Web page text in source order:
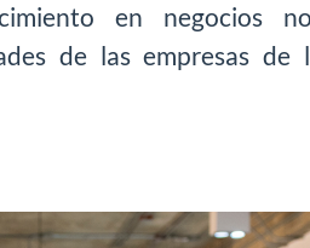
en negocios
de las empresas de